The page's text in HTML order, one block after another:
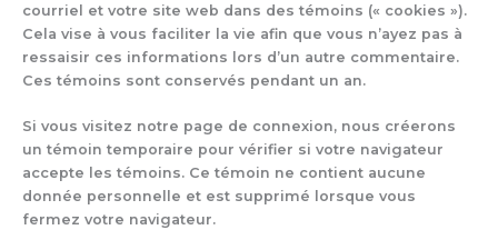
courriel et votre site web dans des témoins (« cookies »).
Cela vise à vous faciliter la vie afin que vous n’ayez pas à
ressaisir ces informations lors d’un autre commentaire.
Ces témoins sont conservés pendant un an.
Si vous visitez notre page de connexion, nous créerons
un témoin temporaire pour vérifier si votre navigateur
accepte les témoins. Ce témoin ne contient aucune
donnée personnelle et est supprimé lorsque vous
fermez votre navigateur.